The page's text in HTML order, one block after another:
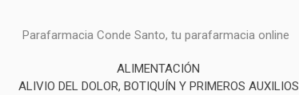
Parafarmacia Conde Santo, tu parafarmacia online
ALIMENTACIÓN
ALIVIO DEL DOLOR, BOTIQUÍN Y PRIMEROS AUXILIOS